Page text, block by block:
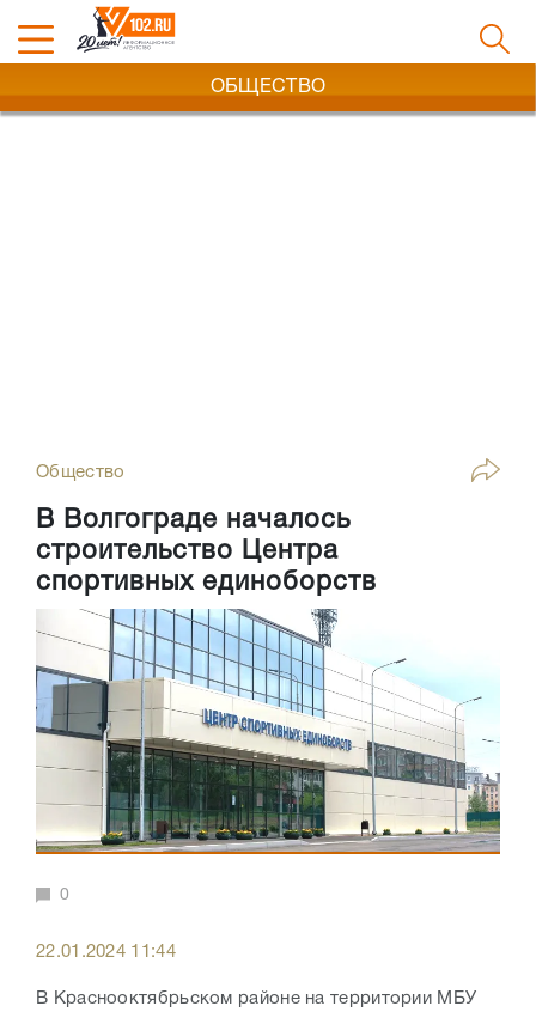
ОБЩЕСТВО
Общество
В Волгограде началось
строительство Центра
спортивных единоборств
0
22.01.2024 11:44
В Краснооктябрьском районе на территории МБУ